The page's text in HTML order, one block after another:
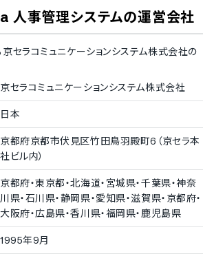
の進捗確認
メール送信機能
・分析機能
応
フ生成機能
の表示
込み検索機能
能
能
ト分析機能
能
人事管理システムの運営会社
京セラコミュニケーションシステム株式会社の
京セラコミュニケーションシステム株式会社
日本
京都府京都市伏見区竹田鳥羽殿町6（京セラ本
社ビル内）
京都府・東京都・北海道・宮城県・千葉県・神奈
川県・石川県・静岡県・愛知県・滋賀県・京都府・
大阪府・広島県・香川県・福岡県・鹿児島県
1995年9月